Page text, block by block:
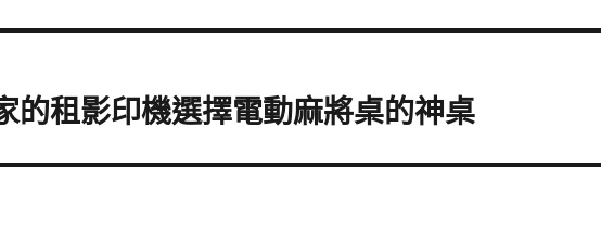
的租影印機選擇電動麻將桌的神桌